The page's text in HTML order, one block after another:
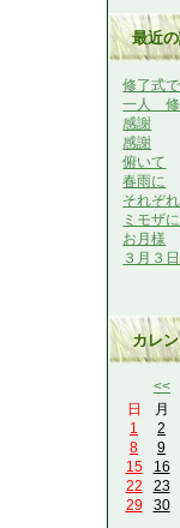
最近
修了式で
一人 修
感謝
感謝
俯いて
春雨に
それぞ
ミモザに
お月様
３月３日
カレ
<<
日
月
1
2
8
9
15
16
22
23
29
30